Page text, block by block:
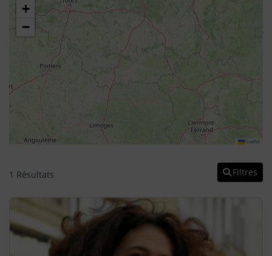
+
−
Leaflet
1 Résultats Filtres